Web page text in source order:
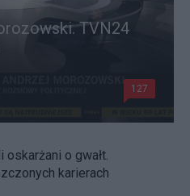
TVN24
127
oskarżani o gwałt.
karierach